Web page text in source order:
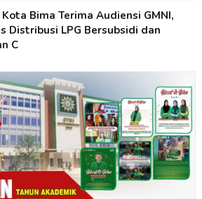
Bima Terima Audiensi GMNI,
Distribusi LPG Bersubsidi dan
C